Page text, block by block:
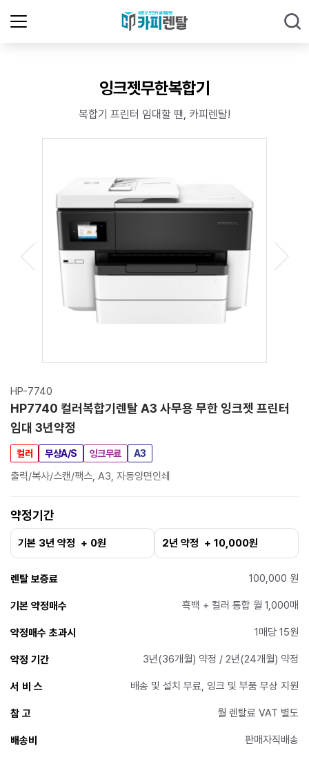
잉크젯무한복합기
복합기 프린터 임대할 땐, 카피렌탈!
HP-7740
HP7740 컬러복합기렌탈 A3 사무용 무한 잉크젯 프린터
임대 3년약정
컬러 무상A/S 잉크무료 A3
출력/복사/스캔/팩스, A3, 자동양면인쇄
약정기간
기본 3년 약정 + 0원 2년 약정 + 10,000원
렌탈 보증료 100,000 원
기본 약정매수 흑백 + 컬러 통합 월 1,000매
약정매수 초과시 1매당 15원
약정 기간 3년(36개월) 약정 / 2년(24개월) 약정
서 비 스 배송 및 설치 무료, 잉크 및 부품 무상 지원
참 고 월 렌탈료 VAT 별도
배송비 판매자직배송